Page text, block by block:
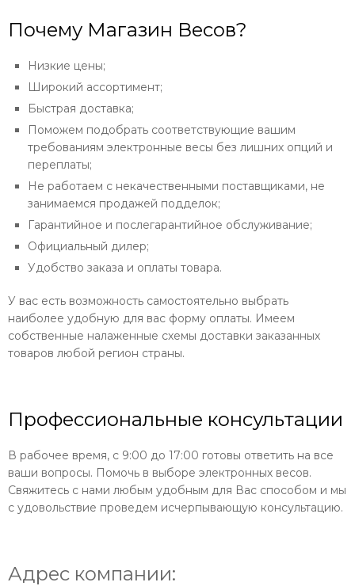
Почему Магазин Весов?
Низкие цены;
Широкий ассортимент;
Быстрая доставка;
Поможем подобрать соответствующие вашим
требованиям электронные весы без лишних опций и
переплаты;
Не работаем с некачественными поставщиками, не
занимаемся продажей подделок;
Гарантийное и послегарантийное обслуживание;
Официальный дилер;
Удобство заказа и оплаты товара.
У вас есть возможность самостоятельно выбрать
наиболее удобную для вас форму оплаты. Имеем
собственные налаженные схемы доставки заказанных
товаров любой регион страны.
Профессиональные консультации
В рабочее время, с 9:00 до 17:00 готовы ответить на все
ваши вопросы. Помочь в выборе электронных весов.
Свяжитесь с нами любым удобным для Вас способом и мы
с удовольствие проведем исчерпывающую консультацию.
Адрес компании: